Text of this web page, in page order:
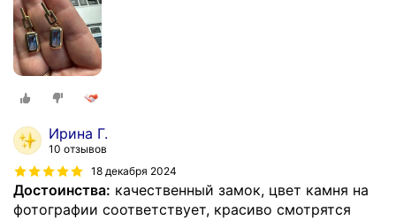
Ирина Г.
10 отзывов
18 декабря 2024
Достоинства: качественный замок, цвет камня на
фотографии соответствует, красиво смотрятся